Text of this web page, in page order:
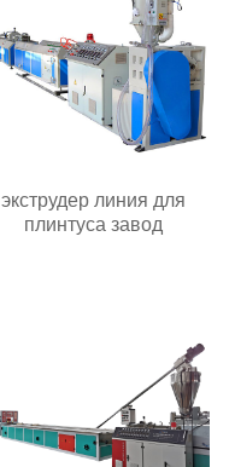
экструдер линия для
плинтуса завод